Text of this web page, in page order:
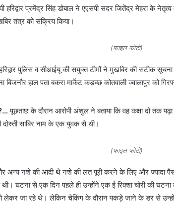
प्रमेंद्र सिंह डोबाल ने एएसपी सदर जितेंद्र मेहरा के
तंत्र को सक्रिय किया।
(फाइल फोटो)
पुलिस व सीआईयू की सयुक्त टीमों ने मुखबिर की सटीक
बिजनौर हाल पता बकरा मार्केट कड़च्छ कोतवाली ज्वालापुर को
पूछताछ के दौरान आरोपी अंशुल ने बताया कि वह कक्षा दो तक
साबिर नाम के एक युवक से थी।
(फाइल फोटो)
अन्य नशे की आदी थे नशे की लत पूरी करने के लिए और ज्यादा पैसा
घटना से एक दिन पहले ही उन्होंने एक ई रिक्शा चोरी की
लेकर जा रहे थे। लेकिन चेकिंग के दौरान पकड़े जाने के डर से